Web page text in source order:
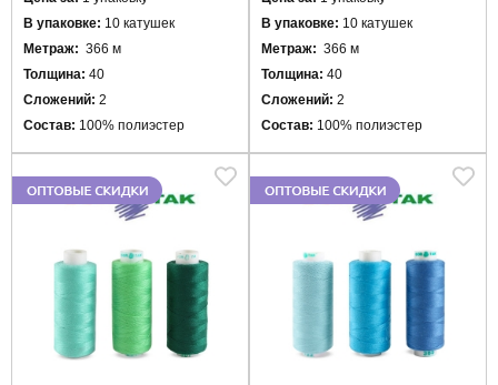
В упаковке: 10 катушек
Метраж: 366 м
Толщина: 40
Сложений: 2
Состав: 100% полиэстер
В упаковке: 10 катушек
Метраж: 366 м
Толщина: 40
Сложений: 2
Состав: 100% полиэстер